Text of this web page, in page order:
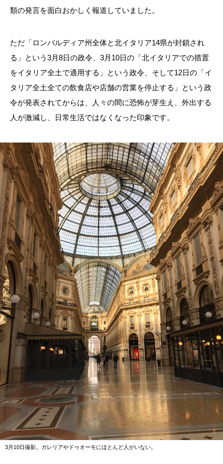
類の発言を面白おかしく報道していました。
ただ「ロンバルディア州全体と北イタリア14県が封鎖され
る」という 3月8日の政令、 3月 10日の「北イタリアでの措置
をイタリア全土で適用する」という政令、そして12日の「イ
タリア全土全ての飲食店や店舗の営業を停止する」という政
令が発表されてからは、人々の間に恐怖が芽生え、外出する
人が激減し、日常生活ではなくなった印象です。
3月10日撮影。ガレリアやドゥオーモにほとんど人がいない。